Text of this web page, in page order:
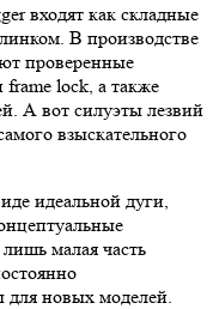
входят как складные
В производстве
проверенные
lock, а также
А вот силуэты лезвий
взыскательного
идеальной дуги,
малая часть
новых моделей.